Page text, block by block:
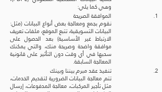
وهي كما يلي:
الموافقة الصريحة
نقوم بجمع ومعالجة بعض أنواع البيانات (مثل:
البيانات التسويقية، تتبع الموقع، ملفات تعريف
الارتباط غير الأساسية) بعد الحصول على
موافقة واضحة وصريحة منك، والتي يمكنك
سحبها في أي وقت دون التأثير على قانونية
المعالجة السابقة.
تنفيذ عقد مبرم بيننا وبينك
تتم معالجة البيانات الضرورية لتقديم الخدمات،
مثل تأجير المركبات، معالجة المدفوعات، إرسال